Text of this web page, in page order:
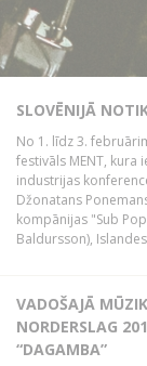
SLOVĒNIJĀ
No 1. līdz 3.
festivāls MENT, kura
industrijas
Džonatans
kompānijas "Sub
Baldursson),
VADOŠAJĀ
NORDERSLAG
“DAGAMBA”